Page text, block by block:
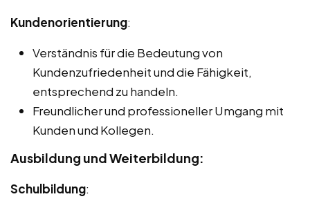
Kundenorientierung:
Verständnis für die Bedeutung von
Kundenzufriedenheit und die Fähigkeit,
entsprechend zu handeln.
Freundlicher und professioneller Umgang mit
Kunden und Kollegen.
Ausbildung und Weiterbildung:
Schulbildung: